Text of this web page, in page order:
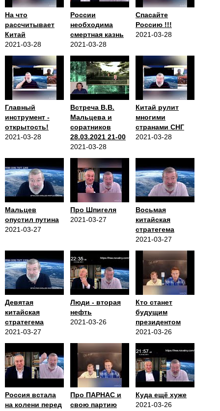
На что
рассчитывает
Китай
2021-03-28
России
необходима
смертная казнь
2021-03-28
Спасайте
Россию !!!
2021-03-28
Главный
инструмент -
открытость!
2021-03-28
Встреча В.В.
Мальцева и
соратников
28.03.2021 21-00
2021-03-28
Китай рулит
многими
странами СНГ
2021-03-28
Мальцев
опустил путина
2021-03-27
Про Шпигеля
2021-03-27
Восьмая
китайская
стратегема
2021-03-27
Девятая
китайская
стратегема
2021-03-27
Люди - вторая
нефть
2021-03-26
Кто станет
будущим
президентом
2021-03-26
Россия встала
на колени перед
Про ПАРНАС и
свою партию
Куда ещё хуже
2021-03-26